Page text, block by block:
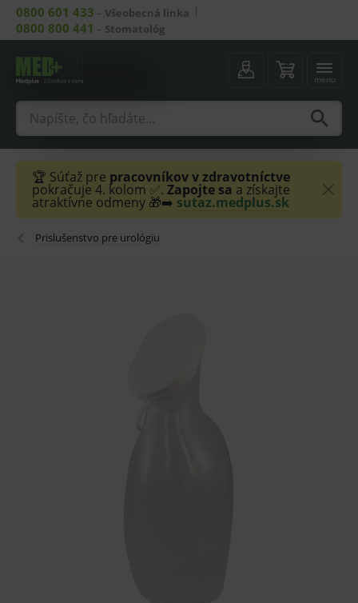
0800 601 433 – Všeobecná linka
0800 800 441 – Stomatológ
menu
🏆 Súťaž pre pracovníkov v zdravotníctve
pokračuje 4. kolom ✅. Zapojte sa a získajte
atraktívne odmeny 🎁➡️ sutaz.medplus.sk
Prislušenstvo pre urológiu